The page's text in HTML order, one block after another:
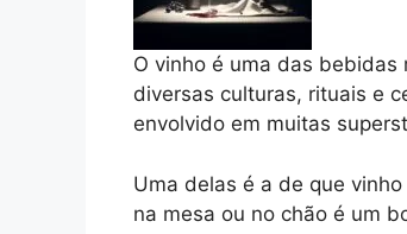
O vinho é uma das
diversas culturas, rituais e
envolvido em muitas
Uma delas é a de que
na mesa ou no chão é um